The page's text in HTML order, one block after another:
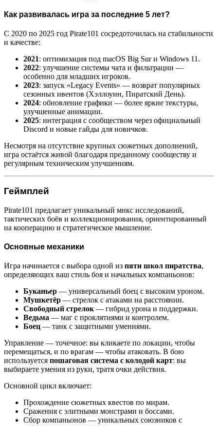
Как развивалась игра за последние 5 лет?
С 2020 по 2025 год Pirate101 сосредоточилась на стабильности
и качестве:
2021: оптимизация под macOS Big Sur и Windows 11.
2022: улучшение системы чата и фильтрации —
особенно для младших игроков.
2023: запуск «Legacy Events» — возврат популярных
сезонных ивентов (Хэллоуин, Пиратский День).
2024: обновление графики — более яркие текстуры,
улучшенные анимации.
2025: интеграция с сообществом через официальный
Discord и новые гайды для новичков.
Несмотря на отсутствие крупных сюжетных дополнений,
игра остаётся живой благодаря преданному сообществу и
регулярным техническим улучшениям.
Геймплей
Pirate101 предлагает уникальный микс исследований,
тактических боёв и коллекционирования, ориентированный
на кооперацию и стратегическое мышление.
Основные механики
Игра начинается с выбора одной из пяти школ пиратства,
определяющих ваш стиль боя и начальных компаньонов:
Буканьер — универсальный боец с высоким уроном.
Мушкетёр — стрелок с атаками на расстоянии.
Свободный стрелок — гибрид урона и поддержки.
Ведьма — маг с проклятиями и контролем.
Боец — танк с защитными умениями.
Управление — точечное: вы кликаете по локации, чтобы
перемещаться, и по врагам — чтобы атаковать. В бою
используется пошаговая система с колодой карт: вы
выбираете умения из руки, тратя очки действия.
Основной цикл включает:
Прохождение сюжетных квестов по мирам.
Сражения с элитными монстрами и боссами.
Сбор компаньонов — уникальных союзников с